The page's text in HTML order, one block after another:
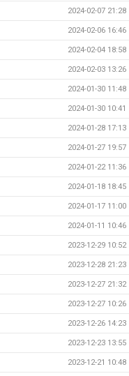
2024-02-07 21:28
2024-02-06 16:46
2024-02-04 18:58
2024-02-03 13:26
2024-01-30 11:48
2024-01-30 10:41
2024-01-28 17:13
2024-01-27 19:57
2024-01-22 11:36
2024-01-18 18:45
2024-01-17 11:00
2024-01-11 10:46
2023-12-29 10:52
2023-12-28 21:23
2023-12-27 21:32
2023-12-27 10:26
2023-12-26 14:23
2023-12-23 13:55
2023-12-21 10:48